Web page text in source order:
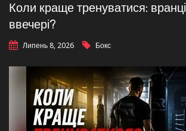
Коли краще тренуватися:
ввечері?
Липень 8, 2026 Бокс